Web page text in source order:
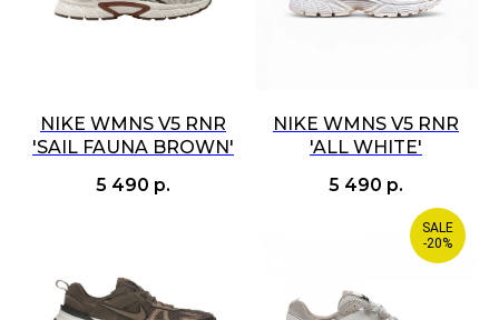
NIKE WMNS V5 RNR
'SAIL FAUNA BROWN'
5 490 р.
NIKE WMNS V5 RNR
'ALL WHITE'
5 490 р.
SALE
-20%